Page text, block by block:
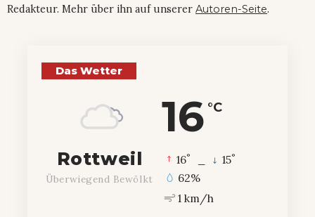
Redakteur. Mehr über ihn auf unserer Autoren-Seite.
Das Wetter
16 °C
Rottweil
Überwiegend Bewölkt
16° 15°
62%
1 km/h